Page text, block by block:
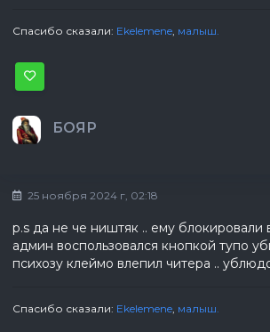
Спасибо сказали: Ekelemene малыш.
БОЯР
25 ноября 2024 г, 02:18
p.s да не че ништяк .. ему блокировали
админ воспользовался кнопкой тупо
психозу клеймо влепил читера ..
Спасибо сказали: Ekelemene малыш.